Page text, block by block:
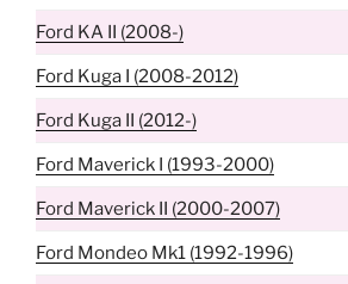
Ford KA II (2008-)
Ford Kuga I (2008-2012)
Ford Kuga II (2012-)
Ford Maverick I (1993-2000)
Ford Maverick II (2000-2007)
Ford Mondeo Mk1 (1992-1996)